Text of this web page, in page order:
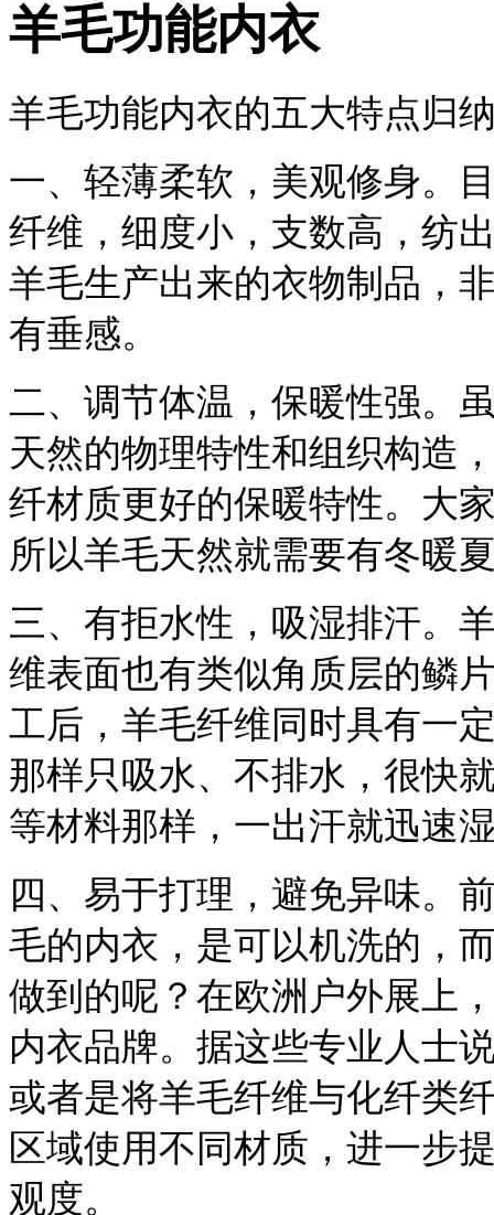
羊毛功能内衣
羊毛功能内衣的五大特点归
一、轻薄柔软，美观修身。
纤维，细度小，支数高，纺
羊毛生产出来的衣物制品，
有垂感。
二、调节体温，保暖性强。
天然的物理特性和组织构造
纤材质更好的保暖特性。大
所以羊毛天然就需要有冬暖
三、有拒水性，吸湿排汗。
维表面也有类似角质层的鳞
工后，羊毛纤维同时具有一
那样只吸水、不排水，很快
等材料那样，一出汗就迅速
四、易于打理，避免异味。
毛的内衣，是可以机洗的，
做到的呢？在欧洲户外展上
内衣品牌。据这些专业人士
或者是将羊毛纤维与化纤类
区域使用不同材质，进一步
观度。